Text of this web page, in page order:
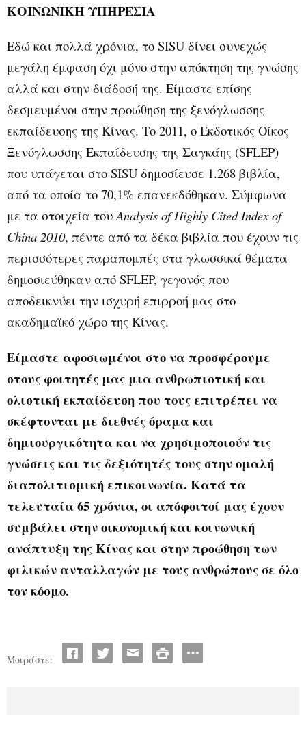
ΚΟΙΝΩΝΙΚΗ ΥΠΗΡΕΣΙΑ
Εδώ και πολλά χρόνια, το SISU δίνει συνεχώς
μεγάλη έμφαση όχι μόνο στην απόκτηση της γνώσης
αλλά και στην διάδοσή της. Είμαστε επίσης
δεσμευμένοι στην προώθηση της ξενόγλωσσης
εκπαίδευσης της Κίνας. Το 2011, ο Εκδοτικός Οίκος
Ξενόγλωσσης Εκπαίδευσης της Σαγκάης (SFLEP)
που υπάγεται στο SISU δημοσίευσε 1.268 βιβλία,
από τα οποία το 70,1% επανεκδόθηκαν. Σύμφωνα
με τα στοιχεία τουAnalysis of Highly Cited Index of
China 2010, πέντε από τα δέκα βιβλία που έχουν τις
περισσότερες παραπομπές στα γλωσσικά θέματα
δημοσιεύθηκαν από SFLEP, γεγονός που
αποδεικνύει την ισχυρή επιρροή μας στο
ακαδημαϊκό χώρο της Κίνας.
Είμαστε αφοσιωμένοι στο να προσφέρουμε
στους φοιτητές μας μια ανθρωπιστική και
ολιστική εκπαίδευση που τους επιτρέπει να
σκέφτονται με διεθνές όραμα και
δημιουργικότητα και να χρησιμοποιούν τις
γνώσεις και τις δεξιότητές τους στην ομαλή
διαπολιτισμική επικοινωνία. Κατά τα
τελευταία 65 χρόνια, οι απόφοιτοί μας έχουν
συμβάλει στην οικονομική και κοινωνική
ανάπτυξη της Κίνας και στην προώθηση των
φιλικών ανταλλαγών με τους ανθρώπους σε όλο
τον κόσμο.
Μοιράστε: